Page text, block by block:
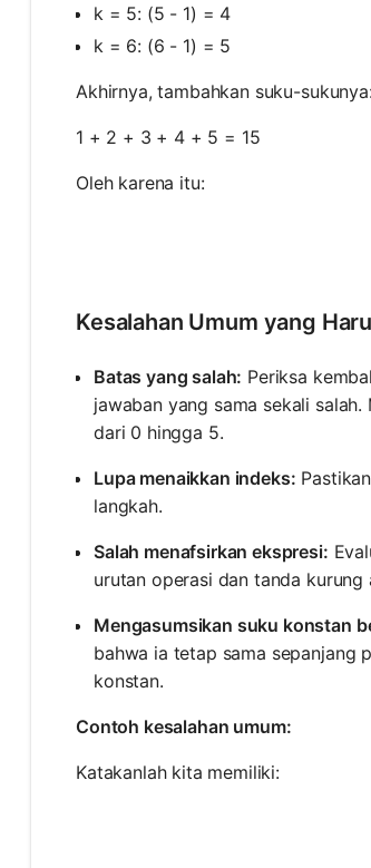
k = 5: (5 - 1) = 4
k = 6: (6 - 1) = 5
Akhirnya, tambahkan suku-
1 + 2 + 3 + 4 + 5 = 15
Oleh karena itu:
Kesalahan Umum yang
Batas yang salah: Periksa
jawaban yang sama sekali
dari 0 hingga 5.
Lupa menaikkan indeks:
langkah.
Salah menafsirkan ekspresi:
urutan operasi dan tanda kurung
Mengasumsikan suku konstan
bahwa ia tetap sama sepanjang
konstan.
Contoh kesalahan umum:
Katakanlah kita memiliki: